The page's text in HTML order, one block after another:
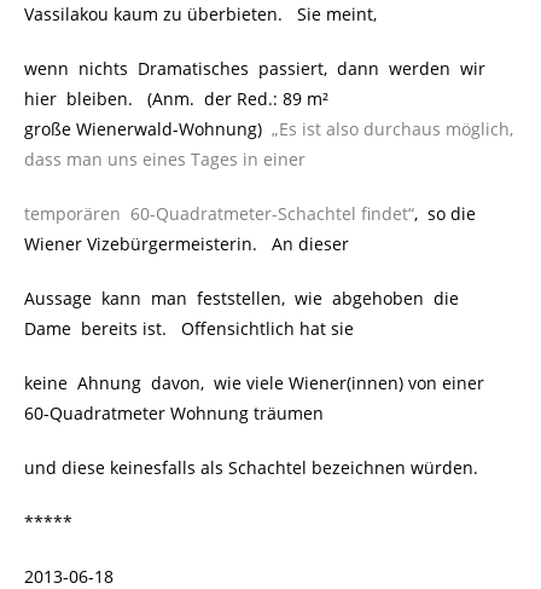
Vassilakou kaum zu überbieten. Sie meint,
wenn nichts Dramatisches passiert, dann werden wir
hier bleiben. (Anm. der Red.: 89 m²
große Wienerwald-Wohnung) „Es ist also durchaus möglich,
dass man uns eines Tages in einer
temporären 60-Quadratmeter-Schachtel findet“, so die
Wiener Vizebürgermeisterin. An dieser
Aussage kann man feststellen, wie abgehoben die
Dame bereits ist. Offensichtlich hat sie
keine Ahnung davon, wie viele Wiener(innen) von einer
60-Quadratmeter Wohnung träumen
und diese keinesfalls als Schachtel bezeichnen würden.
*****
2013-06-18